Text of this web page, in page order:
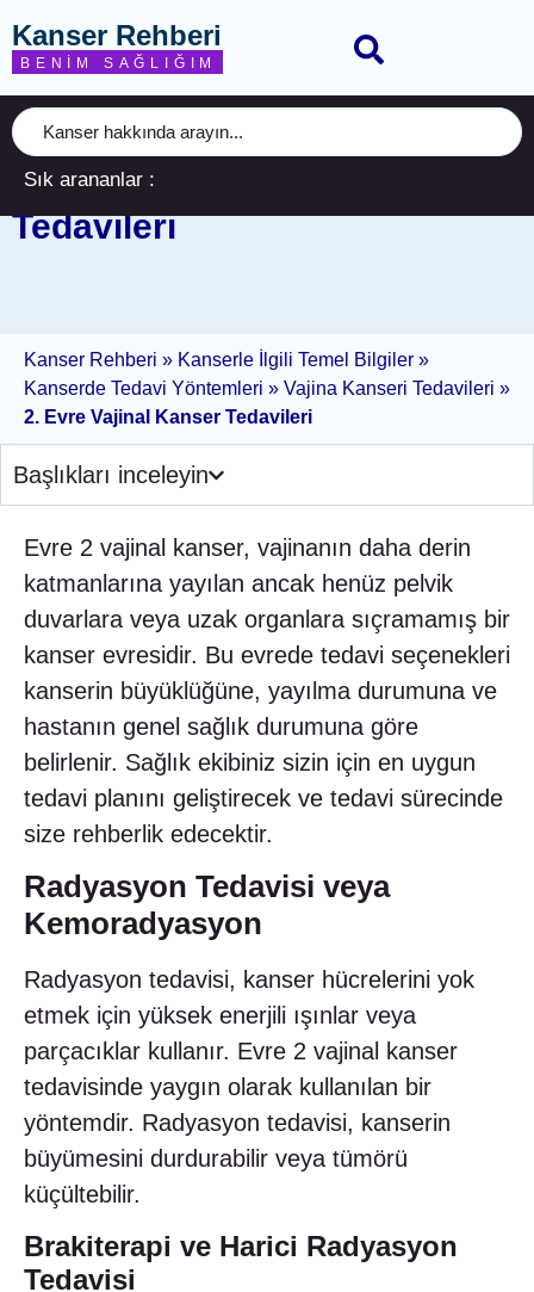
Kanser Rehberi
BENIM SAĞLIĞIM
2. Evre Vajinal Kanser
Tedavileri
Kanser Rehberi » Kanserle İlgili Temel Bilgiler »
Kanserde Tedavi Yöntemleri » Vajina Kanseri Tedavileri »
2. Evre Vajinal Kanser Tedavileri
Başlıkları inceleyin
Evre 2 vajinal kanser, vajinanın daha derin
katmanlarına yayılan ancak henüz pelvik
duvarlara veya uzak organlara sıçramamış bir
kanser evresidir. Bu evrede tedavi seçenekleri
kanserin büyüklüğüne, yayılma durumuna ve
hastanın genel sağlık durumuna göre
belirlenir. Sağlık ekibiniz sizin için en uygun
tedavi planını geliştirecek ve tedavi sürecinde
size rehberlik edecektir.
Radyasyon Tedavisi veya
Kemoradyasyon
Radyasyon tedavisi, kanser hücrelerini yok
etmek için yüksek enerjili ışınlar veya
parçacıklar kullanır. Evre 2 vajinal kanser
tedavisinde yaygın olarak kullanılan bir
yöntemdir. Radyasyon tedavisi, kanserin
büyümesini durdurabilir veya tümörü
küçültebilir.
Brakiterapi ve Harici Radyasyon
Tedavisi
Sık arananlar :